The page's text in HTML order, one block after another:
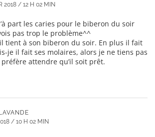
2018 / 12 H 02 MIN
part les caries pour le biberon du soir
pas trop le problème^^
tient à son biberon du soir. En plus il fait
je il fait ses molaires, alors je ne tiens pas
attendre qu’il soit prêt.
/ 10 H 02 MIN